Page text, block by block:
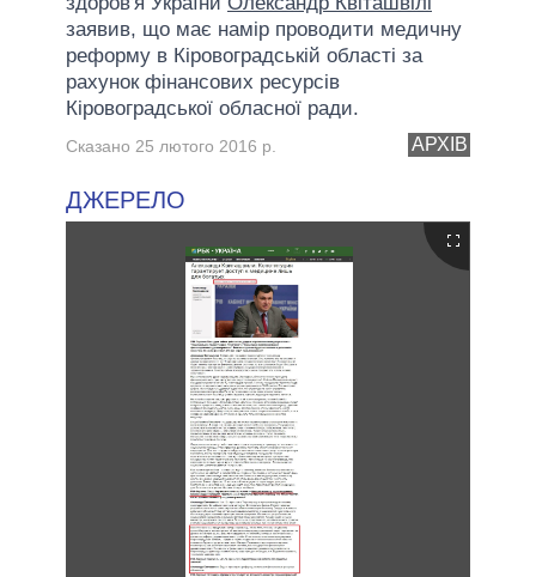
заявив, що має намір проводити медичну
реформу в Кіровоградській області за
рахунок фінансових ресурсів
Кіровоградської обласної ради.
АРХІВ
Сказано 25 лютого 2016 р.
ДЖЕРЕЛО